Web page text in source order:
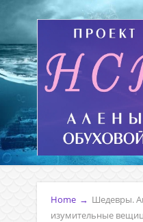
Home → Шедевры.
изумительные